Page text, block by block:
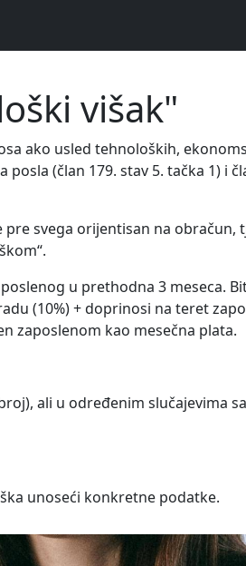
višak"
ako usled tehnoloških,
(član 179. stav 5. tačka 1) i
svega orijentisan na obračun,
u prethodna 3 meseca.
(10%) + doprinosi na teret
zaposlenom kao mesečna plata.
ali u određenim slučajevima
unoseći konkretne podatke.